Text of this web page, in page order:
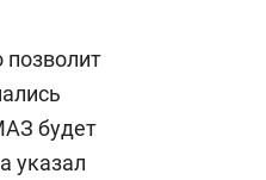
позволит
будет
указал
подземные артерии